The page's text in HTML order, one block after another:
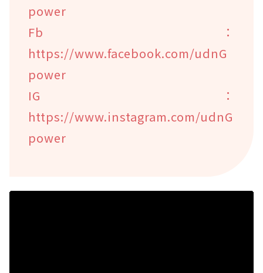
power
Fb：
https://www.facebook.com/udnG
power
IG：
https://www.instagram.com/udnG
power